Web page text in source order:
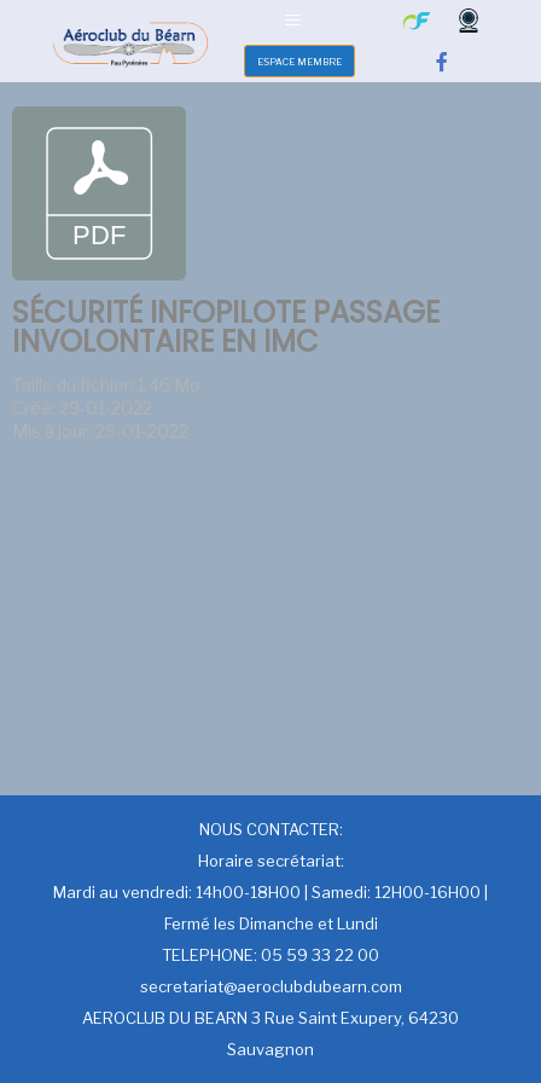
ESPACE MEMBRE
SÉCURITÉ INFOPILOTE PASSAGE
INVOLONTAIRE EN IMC
Taille du fichier: 1.46 Mo
Créé: 29-01-2022
Mis à jour: 29-01-2022
NOUS CONTACTER:
Horaire secrétariat:
Mardi au vendredi: 14h00-18H00 | Samedi: 12H00-16H00 |
Fermé les Dimanche et Lundi
TELEPHONE: 05 59 33 22 00
secretariat@aeroclubdubearn.com
AEROCLUB DU BEARN 3 Rue Saint Exupery, 64230
Sauvagnon